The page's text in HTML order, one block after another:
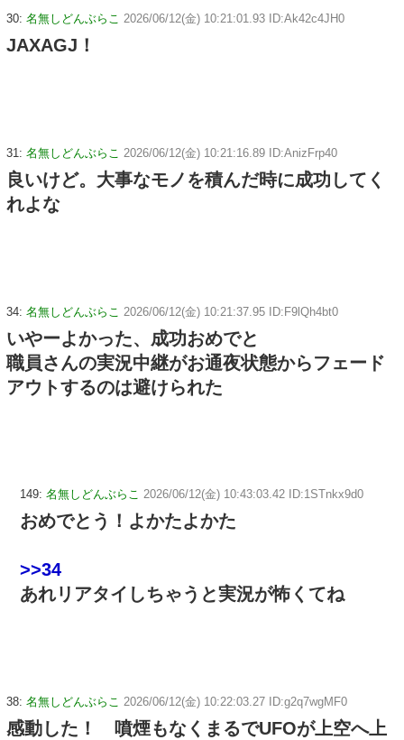
30: 名無しどんぶらこ 2026/06/12(金) 10:21:01.93 ID:Ak42c4JH0
JAXAGJ！
31: 名無しどんぶらこ 2026/06/12(金) 10:21:16.89 ID:AnizFrp40
良いけど。大事なモノを積んだ時に成功してく
れよな
34: 名無しどんぶらこ 2026/06/12(金) 10:21:37.95 ID:F9lQh4bt0
いやーよかった、成功おめでと
職員さんの実況中継がお通夜状態からフェード
アウトするのは避けられた
149: 名無しどんぶらこ 2026/06/12(金) 10:43:03.42 ID:1STnkx9d0
おめでとう！よかたよかた
>>34
あれリアタイしちゃうと実況が怖くてね
38: 名無しどんぶらこ 2026/06/12(金) 10:22:03.27 ID:g2q7wgMF0
感動した！ 噴煙もなくまるでUFOが上空へ上